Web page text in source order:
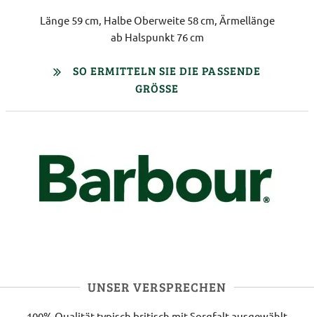
Länge 59 cm, Halbe Oberweite 58 cm, Ärmellänge
ab Halspunkt 76 cm
SO ERMITTELN SIE DIE PASSENDE
GRÖSSE
UNSER VERSPRECHEN